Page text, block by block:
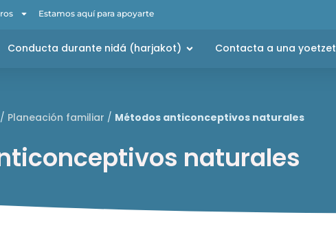
Estamos aquí para apoyarte
Conducta durante nidá (harjakot) Contacta a una yoetzet
/ Planeación familiar / Métodos anticonceptivos naturales
naturales